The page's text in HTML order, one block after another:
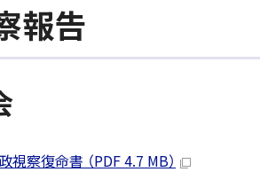
報告
察復命書 （PDF 4.7 MB）